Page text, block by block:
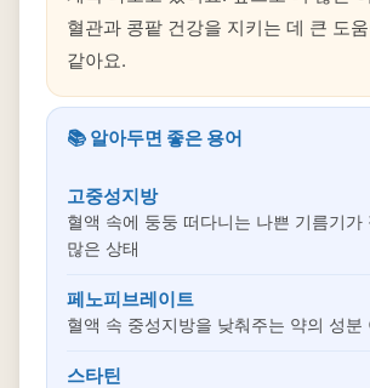
혈관과 콩팥 건강을 지키는 데 큰 도
같아요.
📚 알아두면 좋은 용어
고중성지방
혈액 속에 둥둥 떠다니는 나쁜 기름기가
많은 상태
페노피브레이트
혈액 속 중성지방을 낮춰주는 약의 성분
스타틴